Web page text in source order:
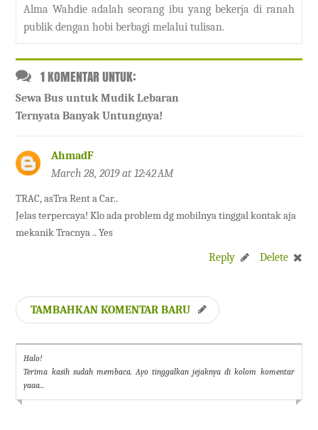
Alma Wahdie adalah seorang ibu yang bekerja di ranah
publik dengan hobi berbagi melalui tulisan.
1 KOMENTAR UNTUK:
Sewa Bus untuk Mudik Lebaran
Ternyata Banyak Untungnya!
AhmadF
March 28, 2019 at 12:42 AM
TRAC, asTra Rent a Car..
Jelas terpercaya! Klo ada problem dg mobilnya tinggal kontak aja
mekanik Tracnya .. Yes
Reply
Delete
TAMBAHKAN KOMENTAR BARU
Halo!
Terima kasih sudah membaca. Ayo tinggalkan jejaknya di kolom komentar
yaaa...